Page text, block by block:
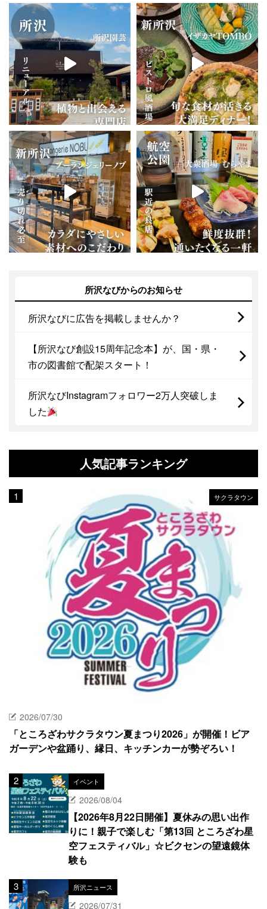
所沢なびからのお知らせ
所沢なびに広告を掲載しませんか？
【所沢なび創設15周年記念本】が、国・県・
市の図書館で配架スタート！
所沢なびInstagramフォロワー2万人突破しま
した
人気記事ランキング
サクラタウン
2026/07/30
「ところざわサクラタウン夏まつり2026」が開催！ビア
ガーデンや盆踊り、縁日、キッチンカーが勢ぞろい！
イベント
2026/08/04
【2026年8月22日開催】夏休みの思い出作
りに！親子で楽しむ「第13回 ところざわ星
空フェスティバル」☆ビクセンの望遠鏡体
験も
所沢ニュース
2026/07/31